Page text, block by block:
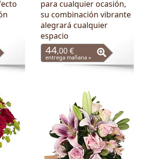
para cualquier ocasión,
su combinación vibrante
alegrará cualquier
espacio
44,00 €
entrega mañana »